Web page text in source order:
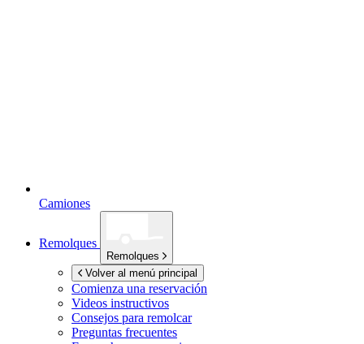
Camiones
Remolques
Remolques
Volver al menú principal
Comienza una reservación
Videos instructivos
Consejos para remolcar
Preguntas frecuentes